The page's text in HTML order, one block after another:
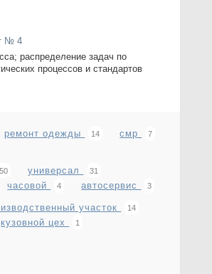
№ 4
распределение задач по
процессов и стандартов
ремонт одежды 14 смр 7
50 универсал 31
часовой 4 автосервис 3
участок 14
кузовной цех 1